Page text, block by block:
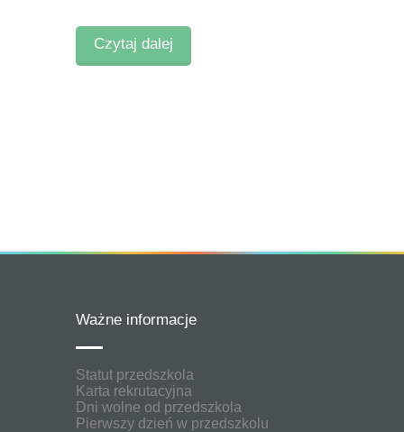
Czytaj dalej
Ważne informacje
Statut przedszkola
Karta rekrutacyjna
Dni wolne od przedszkola
Pierwszy dzień w przedszkolu